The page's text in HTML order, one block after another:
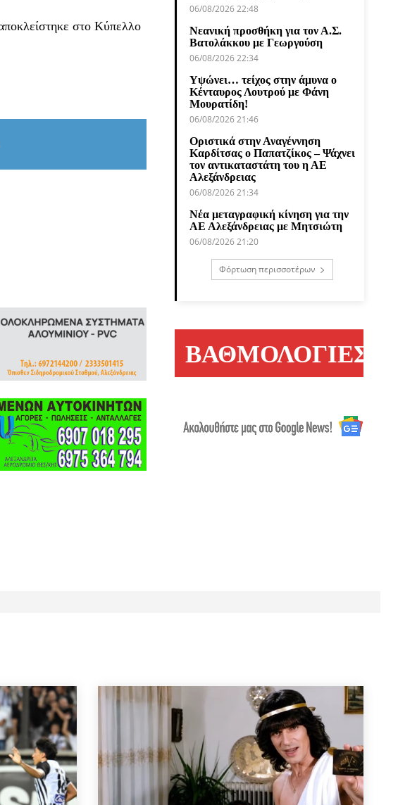
στο Κύπελλο
06/08/2026 22:48
Νεανική προσθήκη για τον Α.Σ.
Βατολάκκου με Γεωργούση
06/08/2026 22:34
Υψώνει… τείχος στην άμυνα ο
Κένταυρος Λουτρού με Φάνη
Μουρατίδη!
06/08/2026 21:46
Οριστικά στην Αναγέννηση
Καρδίτσας ο Παπατζίκος – Ψάχνει
τον αντικαταστάτη του η ΑΕ
Αλεξάνδρειας
06/08/2026 21:34
Νέα μεταγραφική κίνηση για την
ΑΕ Αλεξάνδρειας με Μητσιώτη
06/08/2026 21:20
Φόρτωση περισσοτέρων
ΒΑΘΜΟΛΟΓΙΕΣ